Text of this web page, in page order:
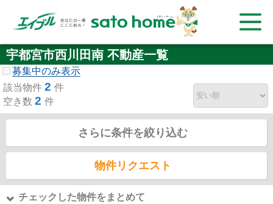
宇都宮市西川田南 不動産一覧
募集中のみ表示
該当物件 2 件
空き数 2 件
さらに条件を絞り込む
物件リクエスト
チェックした物件をまとめて